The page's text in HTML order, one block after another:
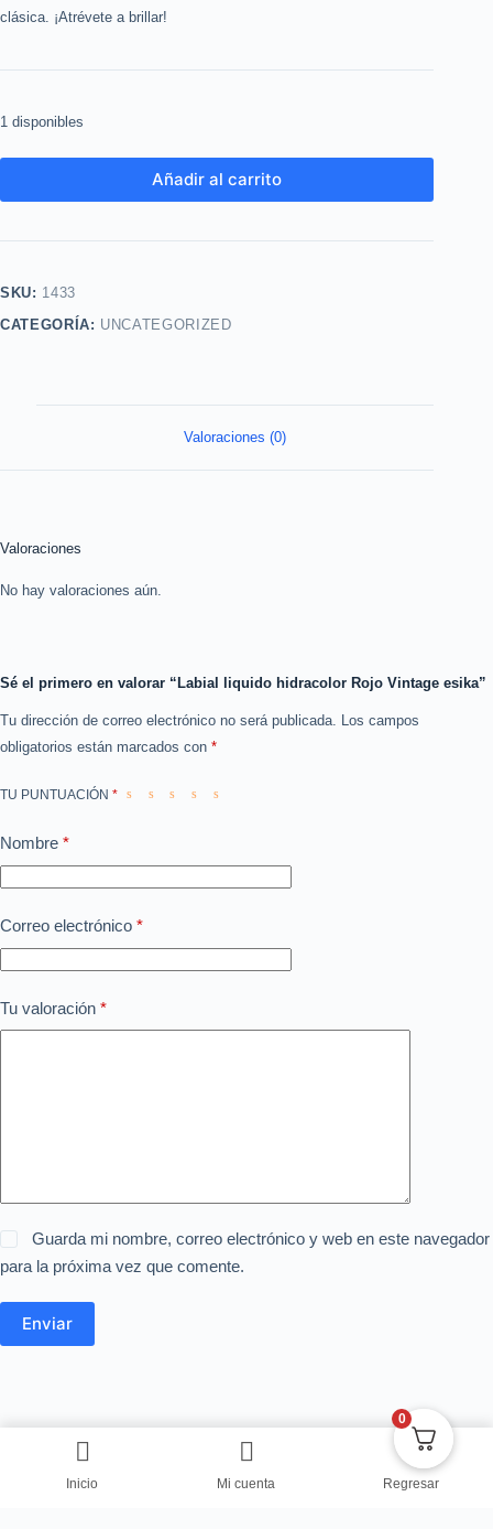
clásica. ¡Atrévete a brillar!
1 disponibles
Añadir al carrito
SKU: 1433
CATEGORÍA: UNCATEGORIZED
Valoraciones (0)
Valoraciones
No hay valoraciones aún.
Sé el primero en valorar “Labial liquido hidracolor Rojo Vintage esika”
Tu dirección de correo electrónico no será publicada. Los campos
obligatorios están marcados con *
TU PUNTUACIÓN *
Nombre *
Correo electrónico *
Tu valoración *
Guarda mi nombre, correo electrónico y web en este navegador
para la próxima vez que comente.
Enviar
Inicio Mi cuenta Regresar
0